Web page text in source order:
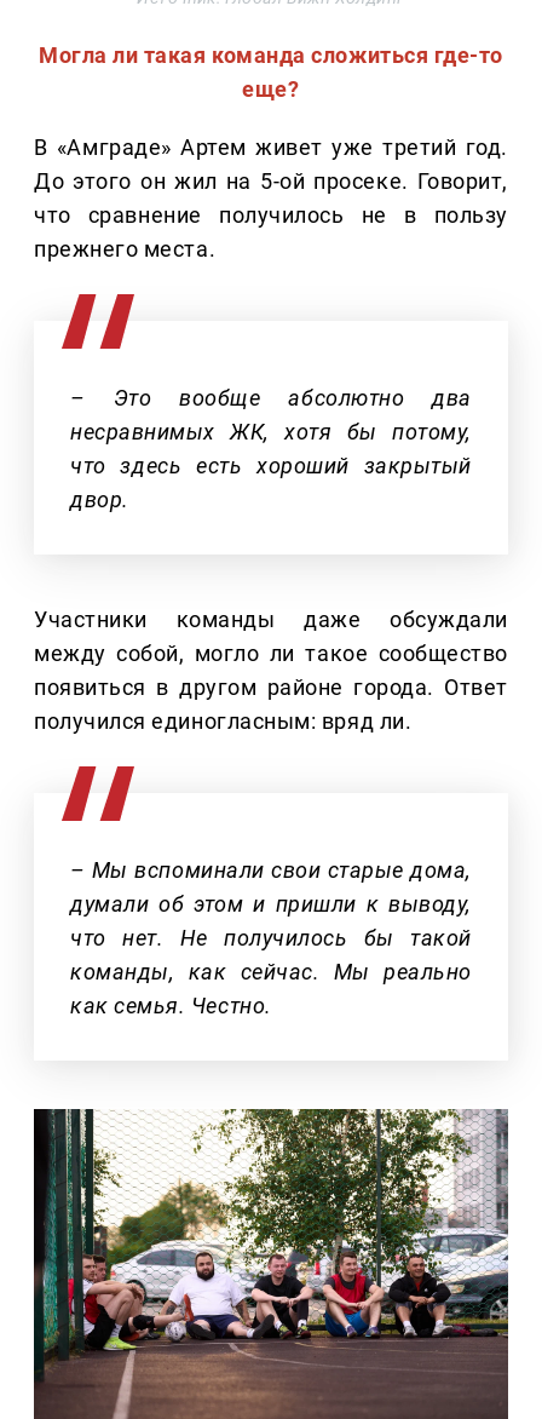
Могла ли такая команда сложиться где-то
еще?
В «Амграде» Артем живет уже третий год.
До этого он жил на 5-ой просеке. Говорит,
что сравнение получилось не в пользу
прежнего места.
– Это вообще абсолютно два
несравнимых ЖК, хотя бы потому,
что здесь есть хороший закрытый
двор.
Участники команды даже обсуждали
между собой, могло ли такое сообщество
появиться в другом районе города. Ответ
получился единогласным: вряд ли.
– Мы вспоминали свои старые дома,
думали об этом и пришли к выводу,
что нет. Не получилось бы такой
команды, как сейчас. Мы реально
как семья. Честно.